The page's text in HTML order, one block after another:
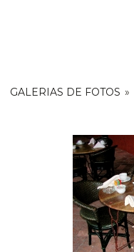
GALERIAS DE FOTOS »